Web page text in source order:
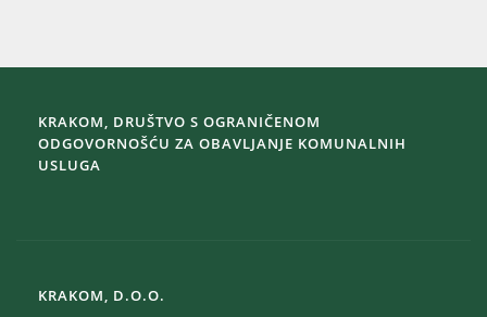
KRAKOM, DRUŠTVO S OGRANIČENOM
ODGOVORNOŠĆU ZA OBAVLJANJE KOMUNALNIH
USLUGA
KRAKOM, D.O.O.